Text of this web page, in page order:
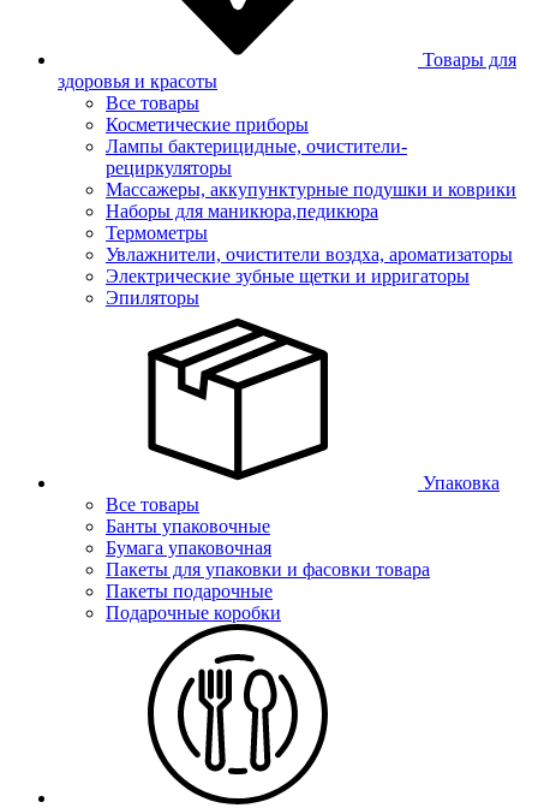
Товары для
здоровья и красоты
Все товары
Косметические приборы
Лампы бактерицидные, очистители-
рециркуляторы
Массажеры, аккупунктурные подушки и коврики
Наборы для маникюра,педикюра
Термометры
Увлажнители, очистители воздха, ароматизаторы
Электрические зубные щетки и ирригаторы
Эпиляторы
Упаковка
Все товары
Банты упаковочные
Бумага упаковочная
Пакеты для упаковки и фасовки товара
Пакеты подарочные
Подарочные коробки